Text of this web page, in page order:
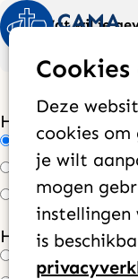
Deze
cookies
je wilt
mogen
is
Huidig:
Wat wil je
Hoe vaak wil je
Maandelijks
Jaarlijks
Eenmalig
Hoeveel wil je
€ 100,00